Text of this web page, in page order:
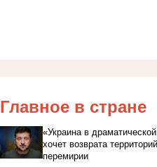
Главное в стране
«Украина в
хочет возврата
перемирии